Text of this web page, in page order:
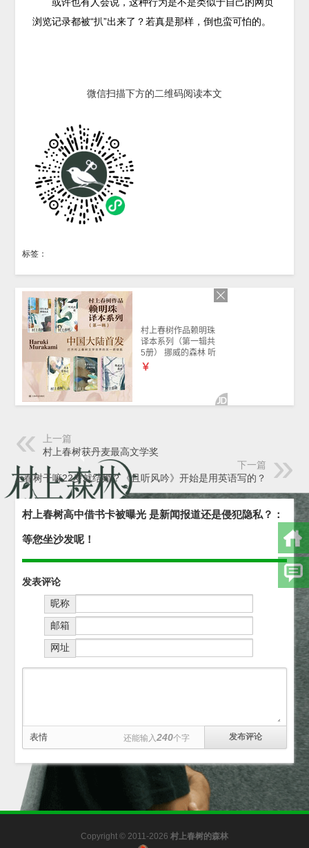
浏览记录都被“扒”出来了？若真是那样，倒也蛮可怕的。
微信扫描下方的二维码阅读本文
标签：
上一篇
村上春树获丹麦最高文学奖
下一篇
村上春树干嘛22岁就结婚？《且听风吟》开始是用英语写的？
村上春树高中借书卡被曝光 是新闻报道还是侵犯隐私？：
等您坐沙发呢！
发表评论
昵称
邮箱
网址
表情 还能输入 240个字
Copyright © 2011-2026 村上春树的森林